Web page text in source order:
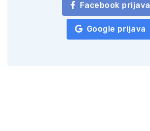
Facebook prijava
Google prijava